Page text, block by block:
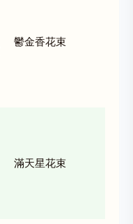
鬱金香花束
滿天星花束